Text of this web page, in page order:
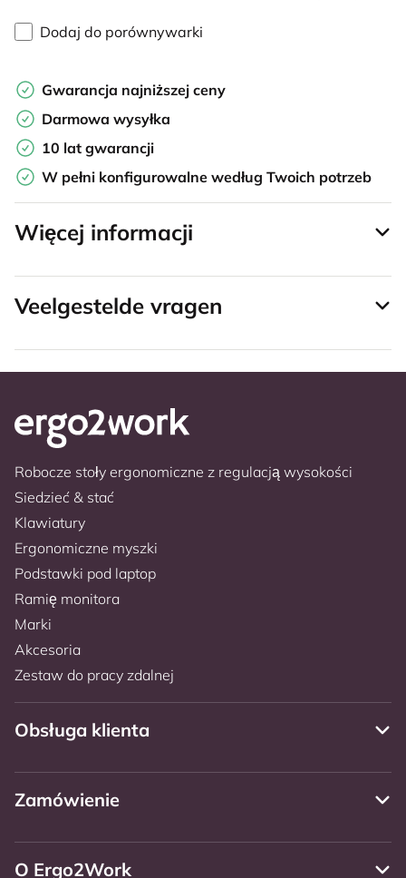
Dodaj do porównywarki
Gwarancja najniższej ceny
Darmowa wysyłka
10 lat gwarancji
W pełni konfigurowalne według Twoich potrzeb
Więcej informacji
Veelgestelde vragen
Robocze stoły ergonomiczne z regulacją wysokości
Siedzieć & stać
Klawiatury
Ergonomiczne myszki
Podstawki pod laptop
Ramię monitora
Marki
Akcesoria
Zestaw do pracy zdalnej
Obsługa klienta
Zamówienie
O Ergo2Work